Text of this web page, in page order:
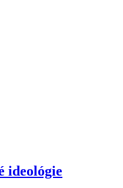
ideológie